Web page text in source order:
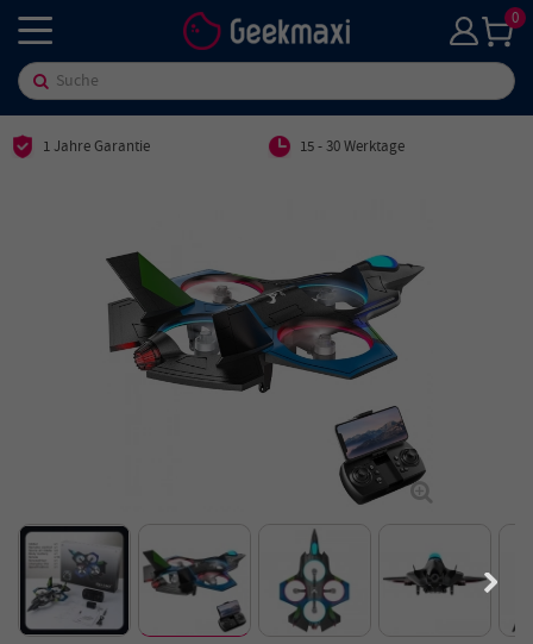
0
1 Jahre Garantie 15 - 30 Werktage